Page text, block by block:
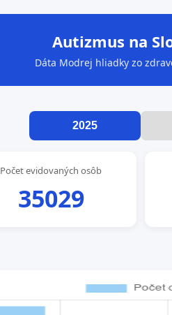
Autizmus na
Dáta Modrej hliadky zo
2025
Počet evidovaných osôb
35029